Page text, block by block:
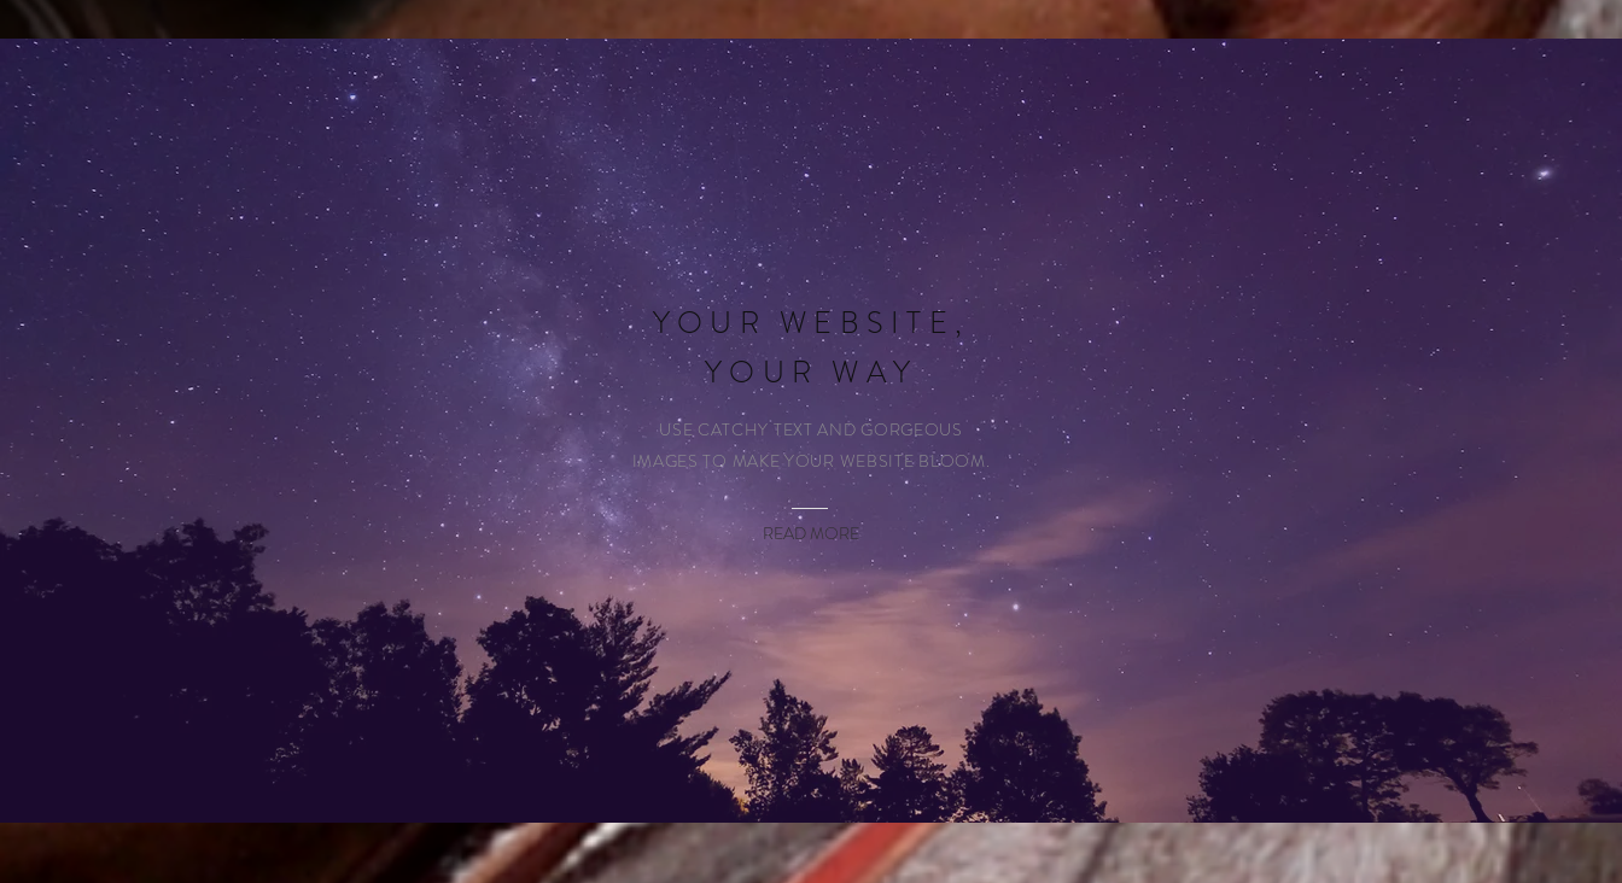
YOUR WEBSITE,
YOUR WAY
USE CATCHY TEXT AND GORGEOUS
IMAGES TO MAKE YOUR WEBSITE BLOOM.
READ MORE